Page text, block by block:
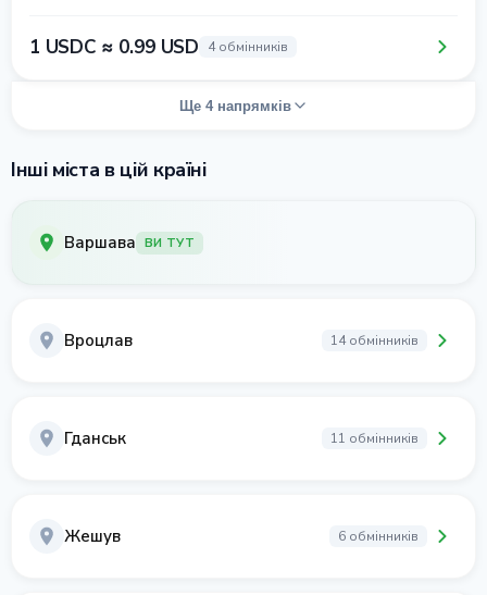
1 USDC ≈ 0.99 USD 4 обмінників
Ще 4 напрямків
Інші міста в цій країні
Варшава ВИ ТУТ
Вроцлав 14 обмінників
Гданськ 11 обмінників
Жешув 6 обмінників